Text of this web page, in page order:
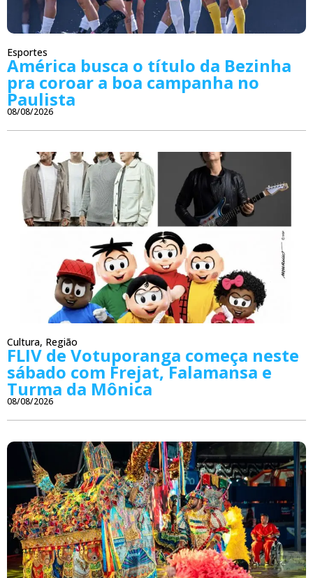
Esportes
América busca o título da Bezinha
pra coroar a boa campanha no
Paulista
08/08/2026
Cultura, Região
FLIV de Votuporanga começa neste
sábado com Frejat, Falamansa e
Turma da Mônica
08/08/2026